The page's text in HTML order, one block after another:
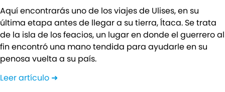
Aquí encontrarás uno de los viajes de Ulises, en su
última etapa antes de llegar a su tierra, Ítaca. Se trata
de la isla de los feacios, un lugar en donde el guerrero al
fin encontró una mano tendida para ayudarle en su
penosa vuelta a su país.
Leer artículo ➜